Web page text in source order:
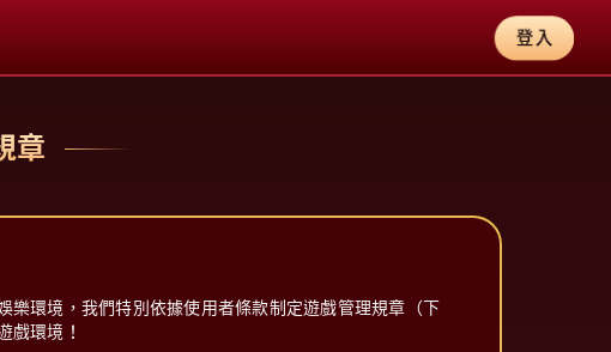
登入
章
環境，我們特別依據使用者條款制定遊戲管理規章（下
戲環境！